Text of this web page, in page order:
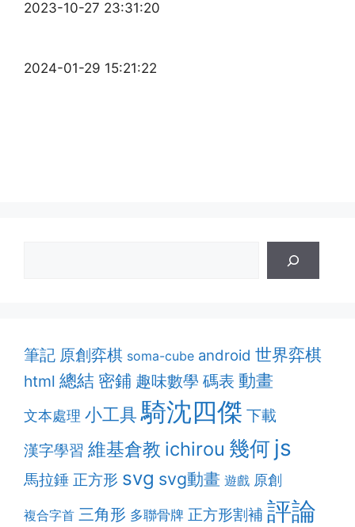
2023-10-27 23:31:20
2024-01-29 15:21:22
筆記 原創弈棋 soma-cube android 世界弈棋
html 總結 密鋪 趣味數學 碼表 動畫
文本處理 小工具 騎沈四傑 下載
漢字學習 維基倉教 ichirou 幾何js
馬拉錘 正方形 svg svg動畫 遊戲 原創
複合字首 三角形 多聯骨牌 正方形割補 評論